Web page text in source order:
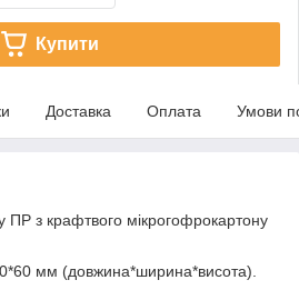
Купити
Доставка Оплата Умови
ПР з крафтвого мікрогофрокартону
мм (довжина*ширина*висота).